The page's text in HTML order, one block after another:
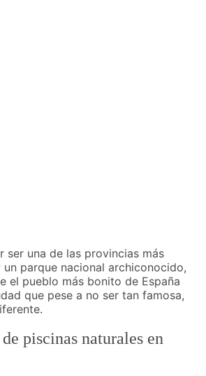
ser una de las provincias más
parque nacional archiconocido,
el pueblo más bonito de España
que pese a no ser tan famosa,
piscinas naturales en